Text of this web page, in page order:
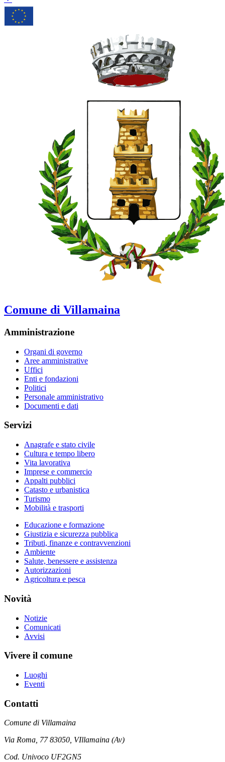
Comune di Villamaina
Amministrazione
Organi di governo
Aree amministrative
Uffici
Enti e fondazioni
Politici
Personale amministrativo
Documenti e dati
Servizi
Anagrafe e stato civile
Cultura e tempo libero
Vita lavorativa
Imprese e commercio
Appalti pubblici
Catasto e urbanistica
Turismo
Mobilità e trasporti
Educazione e formazione
Giustizia e sicurezza pubblica
Tributi, finanze e contravvenzioni
Ambiente
Salute, benessere e assistenza
Autorizzazioni
Agricoltura e pesca
Novità
Notizie
Comunicati
Avvisi
Vivere il comune
Luoghi
Eventi
Contatti
Comune di Villamaina
Via Roma, 77 83050, VIllamaina (Av)
Cod. Univoco UF2GN5